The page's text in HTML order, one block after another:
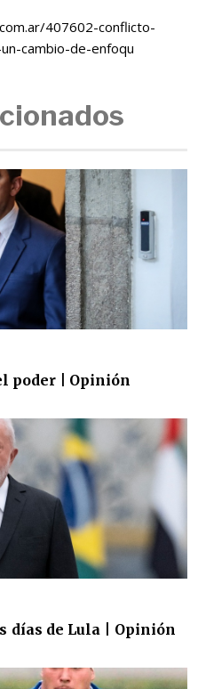
407602-conflicto-
cambio-de-enfoqu
poder | Opinión
días de Lula | Opinión